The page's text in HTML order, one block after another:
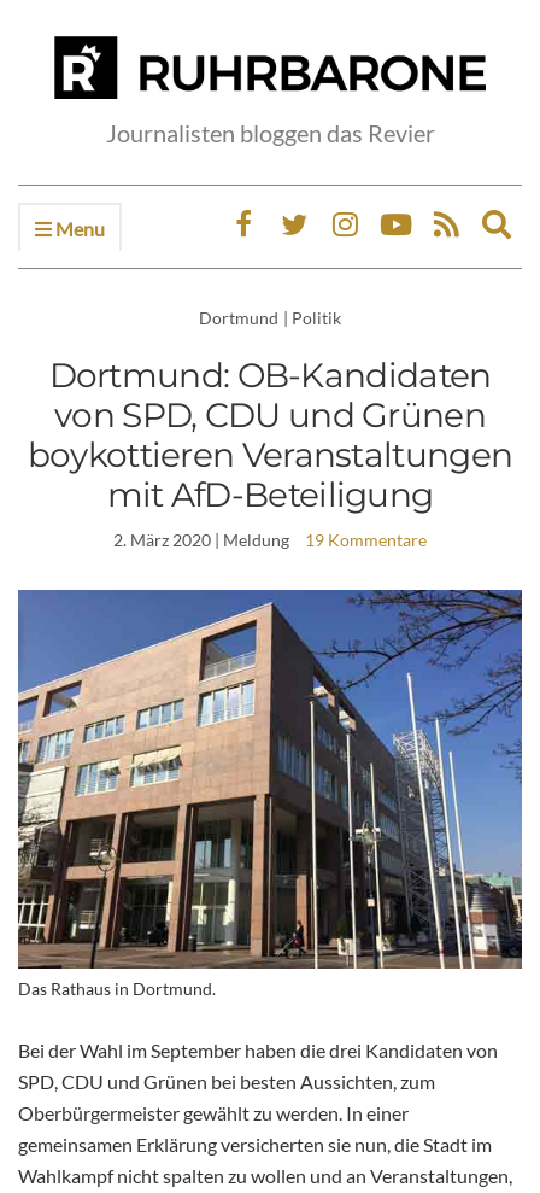
Journalisten bloggen das Revier
Menu
Dortmund | Politik
Dortmund: OB-Kandidaten
von SPD, CDU und Grünen
boykottieren Veranstaltungen
mit AfD-Beteiligung
2. März 2020 | Meldung 19 Kommentare
Das Rathaus in Dortmund.
Bei der Wahl im September haben die drei Kandidaten von
SPD, CDU und Grünen bei besten Aussichten, zum
Oberbürgermeister gewählt zu werden. In einer
gemeinsamen Erklärung versicherten sie nun, die Stadt im
Wahlkampf nicht spalten zu wollen und an Veranstaltungen,